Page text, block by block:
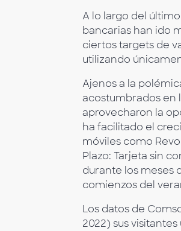
A lo largo del
bancarias han ido
ciertos targets de
utilizando
Ajenos a la
acostumbrados en
aprovecharon la
ha facilitado el
móviles como
Plazo: Tarjeta sin
durante los meses
comienzos del
Los datos de
2022) sus